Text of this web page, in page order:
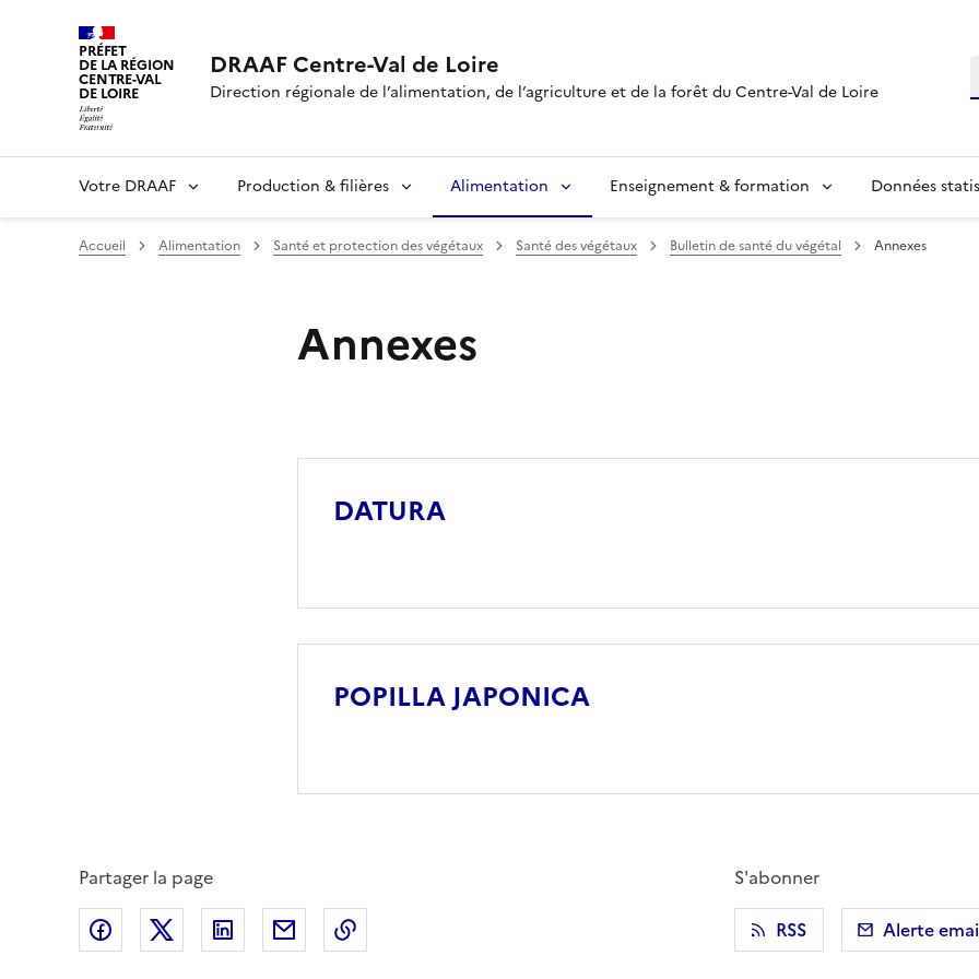
PRÉFET
DE LA RÉGION
CENTRE-VAL
DE LOIRE
DRAAF Centre-Val de Loire
Direction régionale de l’alimentation, de l’agriculture et de la forêt du Centre-Val de Loire
Votre DRAAF Production & filières Alimentation Enseignement & formation Données
Accueil Alimentation Santé et protection des végétaux Santé des végétaux Bulletin de santé du végétal Annexes
Annexes
DATURA
POPILLA JAPONICA
Partager la page
Partager sur Facebook
Partager sur X (anciennement Twitter)
Partager sur LinkedIn
Partager par email
S'abonner
RSS
Alerte